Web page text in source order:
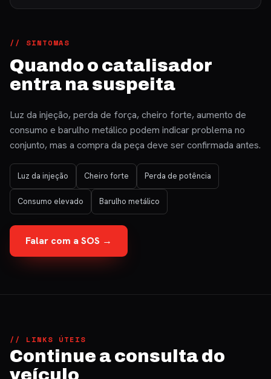
// SINTOMAS
Quando o catalisador
entra na suspeita
Luz da injeção, perda de força, cheiro forte, aumento de
consumo e barulho metálico podem indicar problema no
conjunto, mas a compra da peça deve ser confirmada antes.
Luz da injeção Cheiro forte Perda de potência
Consumo elevado Barulho metálico
Falar com a SOS →
// LINKS ÚTEIS
Continue a consulta do
veículo